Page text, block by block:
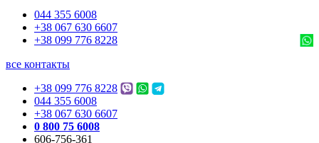
044 355 6008
+38 067 630 6607
+38 099 776 8228
все контакты
+38 099 776 8228
044 355 6008
+38 067 630 6607
0 800 75 6008
606-756-361